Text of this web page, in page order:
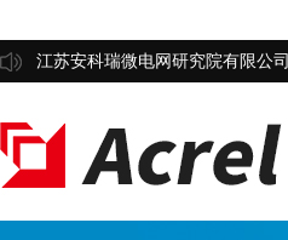
江苏安科瑞微电网研究院有限公司